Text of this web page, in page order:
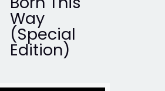
Way
(Special
Edition)